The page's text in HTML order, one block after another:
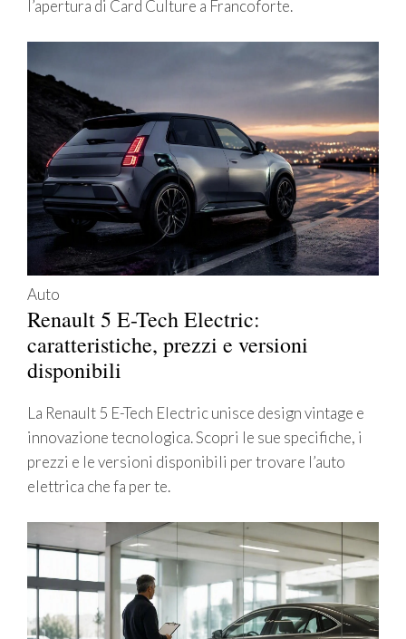
l’apertura di Card Culture a Francoforte.
Auto
Renault 5 E-Tech Electric:
caratteristiche, prezzi e versioni
disponibili
La Renault 5 E-Tech Electric unisce design vintage e
innovazione tecnologica. Scopri le sue specifiche, i
prezzi e le versioni disponibili per trovare l’auto
elettrica che fa per te.